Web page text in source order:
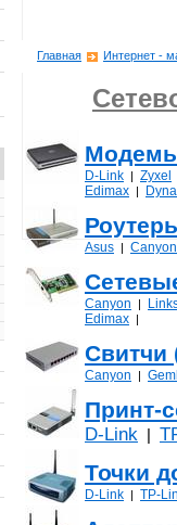
Главная Интернет -
D-Link | Zyxel
Edimax |
Asus | Canyon
Canyon |
Edimax |
Свитчи
Canyon |
Принт-
D-Link |
Точки
D-Link | TP-